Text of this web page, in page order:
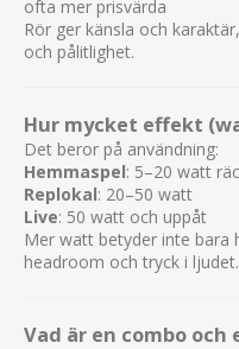
ofta mer prisvärda
Rör ger känsla och
och pålitlighet.
Hur mycket effekt
Det beror på användning:
Hemmaspel: 5–20 watt
Replokal: 20–50 watt
Live: 50 watt och uppåt
Mer watt betyder inte bara
headroom och tryck i ljudet.
Vad är en combo